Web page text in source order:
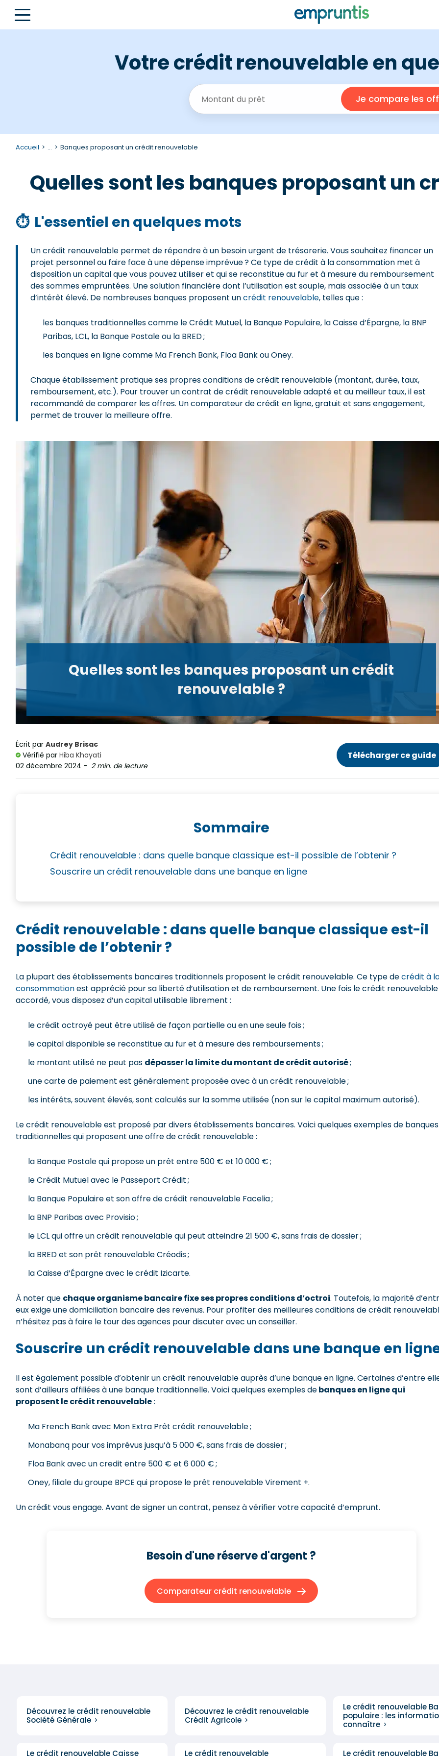
Votre crédit renouvelable en
Accueil ... Banques proposant un crédit renouvelable
Quelles sont les banques proposant un
⏱ L'essentiel en quelques mots
Un crédit renouvelable permet de répondre à un besoin urgent de trésorerie. Vous souhaitez financer un
projet personnel ou faire face à une dépense imprévue ? Ce type de crédit à la consommation met à
disposition un capital que vous pouvez utiliser et qui se reconstitue au fur et à mesure du remboursement
des sommes empruntées. Une solution financière dont l’utilisation est souple, mais associée à un taux
d’intérêt élevé. De nombreuses banques proposent uncrédit renouvelable, telles que :
les banques traditionnelles comme le Crédit Mutuel, la Banque Populaire, la Caisse d’Épargne, la BNP
Paribas, LCL, la Banque Postale ou la BRED ;
les banques en ligne comme Ma French Bank, Floa Bank ou Oney.
Chaque établissement pratique ses propres conditions de crédit renouvelable (montant, durée, taux,
remboursement, etc.). Pour trouver un contrat de crédit renouvelable adapté et au meilleur taux, il est
recommandé de comparer les offres. Un comparateur de crédit en ligne, gratuit et sans engagement,
permet de trouver la meilleure offre.
Quelles sont les banques proposant un crédit
renouvelable ?
Écrit par Audrey Brisac
Vérifié par Hiba Khayati
02 décembre 2024 - 2 min. de lecture
Télécharger ce guide
Sommaire
Crédit renouvelable : dans quelle banque classique est-il possible de l’obtenir ?
Souscrire un crédit renouvelable dans une banque en ligne
Crédit renouvelable : dans quelle banque classique est-il
possible de l’obtenir ?
La plupart des établissements bancaires traditionnels proposent le crédit renouvelable. Ce type decrédit à
consommationest apprécié pour sa liberté d’utilisation et de remboursement. Une fois le crédit renouvelable
accordé, vous disposez d’un capital utilisable librement :
le crédit octroyé peut être utilisé de façon partielle ou en une seule fois ;
le capital disponible se reconstitue au fur et à mesure des remboursements ;
le montant utilisé ne peut pas dépasser la limite du montant de crédit autorisé;
une carte de paiement est généralement proposée avec à un crédit renouvelable ;
les intérêts, souvent élevés, sont calculés sur la somme utilisée (non sur le capital maximum autorisé).
Le crédit renouvelable est proposé par divers établissements bancaires. Voici quelques exemples de banques
traditionnelles qui proposent une offre de crédit renouvelable :
la Banque Postale qui propose un prêt entre 500 € et 10 000 € ;
le Crédit Mutuel avec le Passeport Crédit ;
la Banque Populaire et son offre de crédit renouvelable Facelia ;
la BNP Paribas avec Provisio ;
le LCL qui offre un crédit renouvelable qui peut atteindre 21 500 €, sans frais de dossier ;
la BRED et son prêt renouvelable Créodis ;
la Caisse d’Épargne avec le crédit Izicarte.
À noter que chaque organisme bancaire fixe ses propres conditions d’octroi. Toutefois, la majorité
eux exige une domiciliation bancaire des revenus. Pour profiter des meilleures conditions de crédit
n’hésitez pas à faire le tour des agences pour discuter avec un conseiller.
Souscrire un crédit renouvelable dans une banque en
Il est également possible d’obtenir un crédit renouvelable auprès d’une banque en ligne. Certaines d’entre
sont d’ailleurs affiliées à une banque traditionnelle. Voici quelques exemples debanques en ligne qui
proposent le crédit renouvelable:
Ma French Bank avec Mon Extra Prêt crédit renouvelable ;
Monabanq pour vos imprévus jusqu’à 5 000 €, sans frais de dossier ;
Floa Bank avec un credit entre 500 € et 6 000 € ;
Oney, filiale du groupe BPCE qui propose le prêt renouvelable Virement +.
Un crédit vous engage. Avant de signer un contrat, pensez à vérifier votre capacité d’emprunt.
Besoin d'une réserve d'argent ?
Comparateur crédit renouvelable
Découvrez le crédit renouvelable
Société Générale
Découvrez le crédit renouvelable
Crédit Agricole
Le crédit renouvelable
populaire : les
connaître
Le crédit renouvelable Caisse Le crédit renouvelable Le crédit renouvelable